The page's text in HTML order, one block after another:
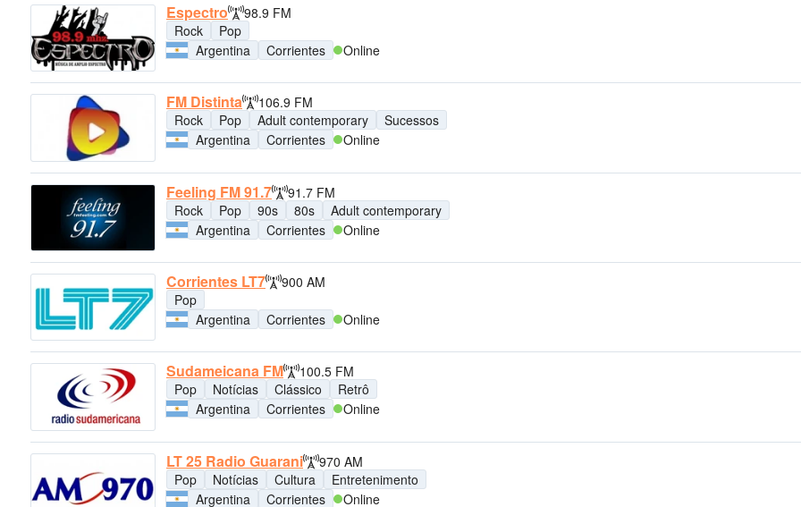
Espectro
98.9 FM
Rock
Pop
Argentina
Corrientes Online
FM Distinta
106.9 FM
Rock
Pop Adult contemporary
Sucessos
Argentina
Corrientes Online
Feeling FM 91.7
91.7 FM
Rock
Pop 90s 80s
Adult contemporary
Argentina
Corrientes Online
Corrientes LT7
900 AM
Pop
Argentina
Corrientes Online
Sudameicana FM
100.5 FM
Pop
Notícias Clássico
Retrô
Argentina
Corrientes Online
LT 25 Radio Guarani
970 AM
Pop
Notícias Cultura
Entretenimento
Argentina
Corrientes Online